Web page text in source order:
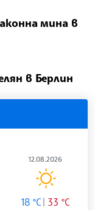
мина в
в Берлин
12.08.2026
18 °C 33 °C